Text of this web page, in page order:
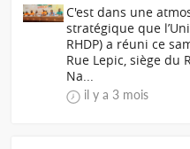
C'est dans une
stratégique que
RHDP) a réuni ce
Rue Lepic, siège du
Na...
il y a 3 mois